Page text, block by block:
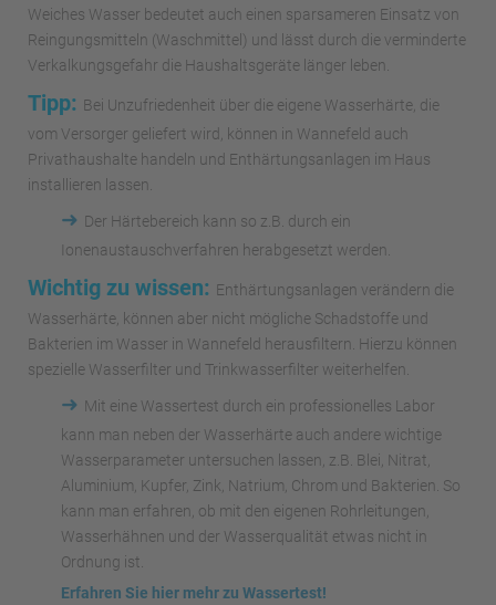
Weiches Wasser bedeutet auch einen sparsameren Einsatz von
Reingungsmitteln (Waschmittel) und lässt durch die verminderte
Verkalkungsgefahr die Haushaltsgeräte länger leben.
Tipp: Bei Unzufriedenheit über die eigene Wasserhärte, die
vom Versorger geliefert wird, können in Wannefeld auch
Privathaushalte handeln und Enthärtungsanlagen im Haus
installieren lassen.
➜ Der Härtebereich kann so z.B. durch ein
Ionenaustauschverfahren herabgesetzt werden.
Wichtig zu wissen: Enthärtungsanlagen verändern die
Wasserhärte, können aber nicht mögliche Schadstoffe und
Bakterien im Wasser in Wannefeld herausfiltern. Hierzu können
spezielle Wasserfilter und Trinkwasserfilter weiterhelfen.
➜ Mit eine Wassertest durch ein professionelles Labor
kann man neben der Wasserhärte auch andere wichtige
Wasserparameter untersuchen lassen, z.B. Blei, Nitrat,
Aluminium, Kupfer, Zink, Natrium, Chrom und Bakterien. So
kann man erfahren, ob mit den eigenen Rohrleitungen,
Wasserhähnen und der Wasserqualität etwas nicht in
Ordnung ist.
Erfahren Sie hier mehr zu Wassertest!